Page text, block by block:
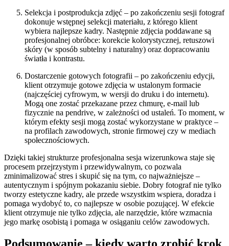
Selekcja i postprodukcja zdjęć – po zakończeniu sesji fotograf
dokonuje wstępnej selekcji materiału, z którego klient
wybiera najlepsze kadry. Następnie zdjęcia poddawane są
profesjonalnej obróbce: korekcie kolorystycznej, retuszowi
skóry (w sposób subtelny i naturalny) oraz dopracowaniu
światła i kontrastu.
Dostarczenie gotowych fotografii – po zakończeniu edycji,
klient otrzymuje gotowe zdjęcia w ustalonym formacie
(najczęściej cyfrowym, w wersji do druku i do internetu).
Mogą one zostać przekazane przez chmurę, e-mail lub
fizycznie na pendrive, w zależności od ustaleń. To moment, w
którym efekty sesji mogą zostać wykorzystane w praktyce –
na profilach zawodowych, stronie firmowej czy w mediach
społecznościowych.
Dzięki takiej strukturze profesjonalna sesja wizerunkowa staje się
procesem przejrzystym i przewidywalnym, co pozwala
zminimalizować stres i skupić się na tym, co najważniejsze –
autentycznym i spójnym pokazaniu siebie. Dobry fotograf nie tylko
tworzy estetyczne kadry, ale przede wszystkim wspiera, doradza i
pomaga wydobyć to, co najlepsze w osobie pozującej. W efekcie
klient otrzymuje nie tylko zdjęcia, ale narzędzie, które wzmacnia
jego markę osobistą i pomaga w osiąganiu celów zawodowych.